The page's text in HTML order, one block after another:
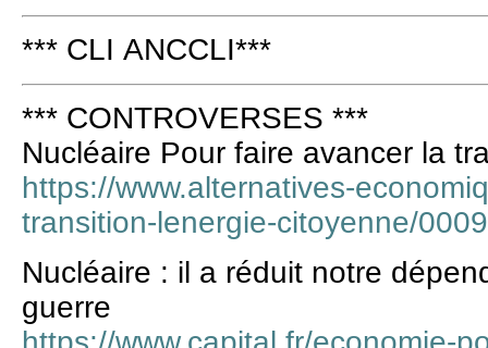
*** CLI ANCCLI***
*** CONTROVERSES ***
Nucléaire Pour faire avancer la
https://www.alternatives-
transition-lenergie-citoyenne/
Nucléaire : il a réduit notre
guerre